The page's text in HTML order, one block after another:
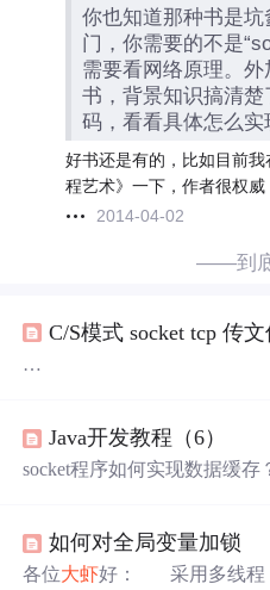
你也知道那种书是坑爹啊。 说
门，你需要的不是
需要看网络原理。
书，背景知识搞清
码，看看具体怎么实
好书还是有的，比如目前
程艺术》一下，作者很权威
2014-04-02
——到
C/S模式 socket tcp 传
在同一台机器上测得时候是正
把两个客户端分别放到主机
另外，客户端还带文本聊天
文本聊天的功能是能正常使
Java开发教程（6）
socket程序如何实现数据缓存
了,认证还不是小意思 如何用
AC地址，谢谢 使用布局管理
如何对全局变量加锁
各位大虾好： 采用多线程